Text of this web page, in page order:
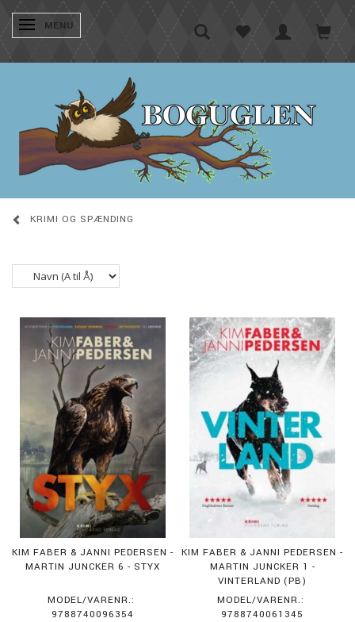
SKIFTE NAVIGATION
MENU
KRIMI OG SPÆNDING
KIM FABER & JANNI PEDERSEN -
MARTIN JUNCKER 6 - STYX
MODEL/VARENR.:
9788740096354
KIM FABER & JANNI PEDERSEN -
MARTIN JUNCKER 1 -
VINTERLAND (PB)
MODEL/VARENR.:
9788740061345